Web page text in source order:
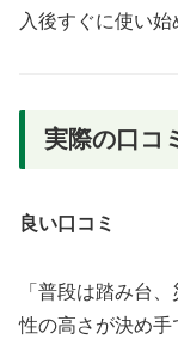
入後すぐに使い始
実際の口コ
良い口コミ
「普段は踏み台
性の高さが決め